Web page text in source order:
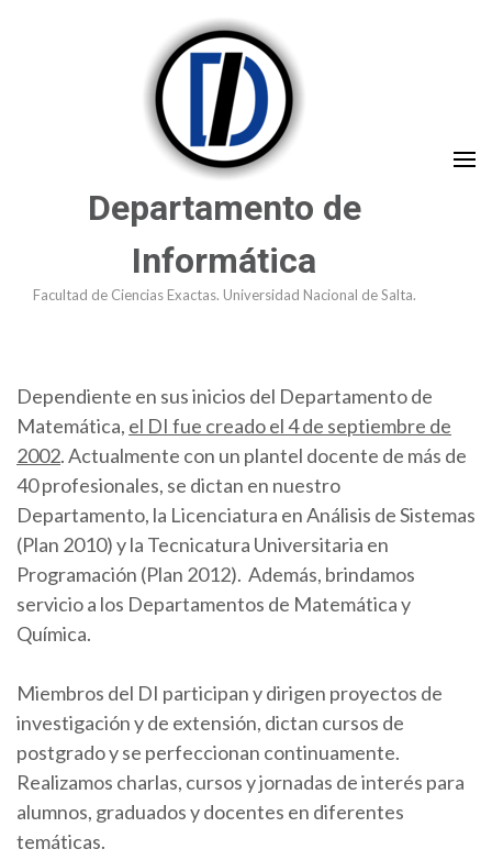
Departamento de
Informática
Facultad de Ciencias Exactas. Universidad Nacional de Salta.
Dependiente en sus inicios del Departamento de
Matemática, el DI fue creado el 4 de septiembre de
2002. Actualmente con un plantel docente de más de
40 profesionales, se dictan en nuestro
Departamento, la Licenciatura en Análisis de Sistemas
(Plan 2010) y la Tecnicatura Universitaria en
Programación (Plan 2012). Además, brindamos
servicio a los Departamentos de Matemática y
Química.
Miembros del DI participan y dirigen proyectos de
investigación y de extensión, dictan cursos de
postgrado y se perfeccionan continuamente.
Realizamos charlas, cursos y jornadas de interés para
alumnos, graduados y docentes en diferentes
temáticas.